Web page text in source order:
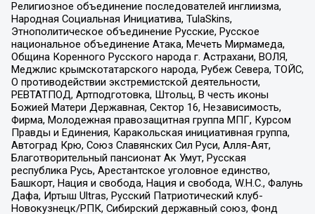
Религиозное объединение последователей инглиизма,
Народная Социальная Инициатива, TulaSkins,
Этнополитическое объединение Русские, Русское
национальное объединение Атака, Мечеть Мирмамеда,
Община Коренного Русского народа г. Астрахани, ВОЛЯ,
Меджлис крымскотатарского народа, Рубеж Севера, ТОЙС,
О противодействии экстремистской деятельности,
РЕВТАТПОД, Артподготовка, Штольц, В честь иконы
Божией Матери Державная, Сектор 16, Независимость,
Фирма, Молодежная правозащитная группа МПГ, Курсом
Правды и Единения, Каракольская инициативная группа,
Автоград Крю, Союз Славянских Сил Руси, Алля-Аят,
Благотворительный пансионат Ак Умут, Русская
республика Русь, Арестантское уголовное единство,
Башкорт, Нация и свобода, Нация и свобода, W.H.С., Фалунь
Дафа, Иртыш Ultras, Русский Патриотический клуб-
Новокузнецк/РПК, Сибирский державный союз, Фонд